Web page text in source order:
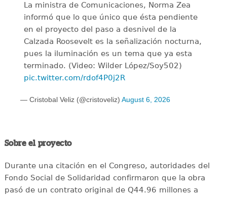
La ministra de Comunicaciones, Norma Zea
informó que lo que único que ésta pendiente
en el proyecto del paso a desnivel de la
Calzada Roosevelt es la señalización nocturna,
pues la iluminación es un tema que ya esta
terminado. (Video: Wilder López/Soy502)
pic.twitter.com/rdof4P0j2R
— Cristobal Veliz (@cristoveliz) August 6, 2026
Sobre el proyecto
Durante una citación en el Congreso, autoridades del
Fondo Social de Solidaridad confirmaron que la obra
pasó de un contrato original de Q44.96 millones a